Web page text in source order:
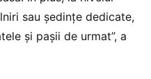
sau ședințe dedicate,
și pașii de urmat”, a